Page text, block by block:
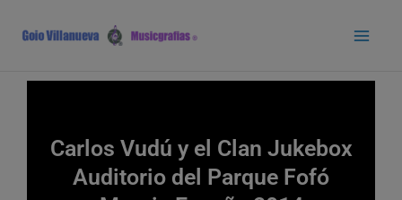
contenido
Carlos Vudú y el Clan Jukebox
Auditorio del Parque Fofó